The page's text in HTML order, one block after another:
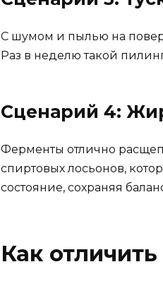
С шумом и пылью на
Раз в неделю такой
Сценарий 4:
Ферменты отлично
спиртовых лосьонов,
состояние, сохраняя
Как